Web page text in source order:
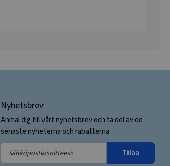
Nyhetsbrev
Anmäl dig till vårt nyhetsbrev och ta del av de
senaste nyheterna och rabatterna.
Sähköpostiosoitteesi:
Tilaa